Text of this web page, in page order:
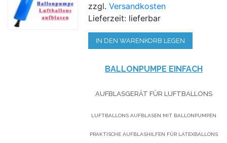
zzgl.Versandkosten
Lieferzeit: lieferbar
IN DEN WARENKORB LEGEN
BALLONPUMPE EINFACH
AUFBLASGERÄT FÜR LUFTBALLONS
LUFTBALLONS AUFBLASEN MIT BALLONPUMPEN
PRAKTISCHE AUFBLASHILFEN FÜR LATEXBALLONS